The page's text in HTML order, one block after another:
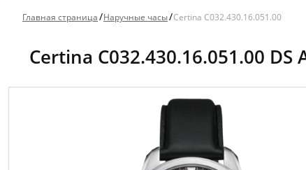
Главная страница Наручные часы Certina C032.430.16.051.00
Certina C032.430.16.051.00